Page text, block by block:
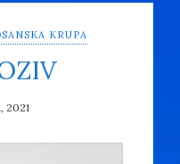
KRUPA
2021